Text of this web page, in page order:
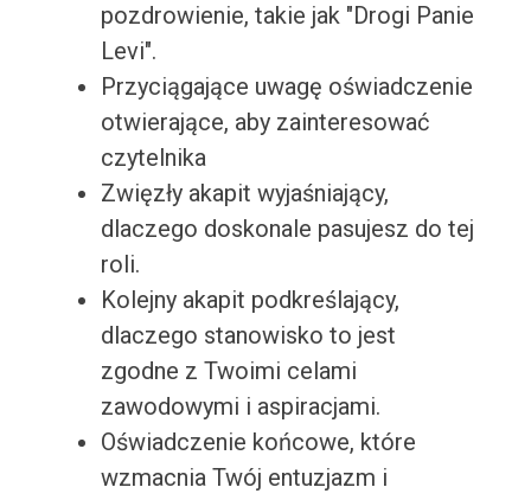
pozdrowienie, takie jak "Drogi Panie
Levi".
Przyciągające uwagę oświadczenie
otwierające, aby zainteresować
czytelnika
Zwięzły akapit wyjaśniający,
dlaczego doskonale pasujesz do tej
roli.
Kolejny akapit podkreślający,
dlaczego stanowisko to jest
zgodne z Twoimi celami
zawodowymi i aspiracjami.
Oświadczenie końcowe, które
wzmacnia Twój entuzjazm i